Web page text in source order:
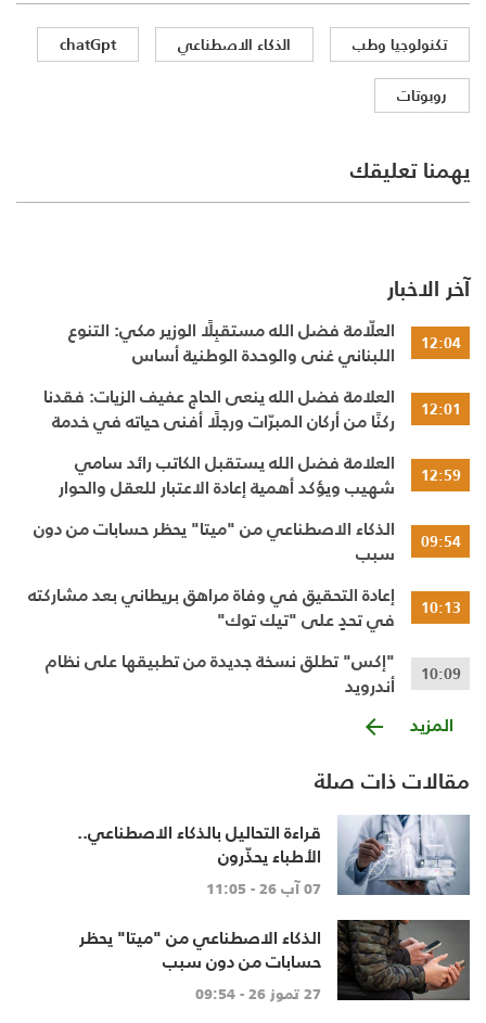
تكنولوجيا وطب الذكاء الاصطناعي
chatGpt
روبوتات
يهمنا تعليقك
آخر الاخبار
12:04
العلّامة فضل الله مستقبِلًا الوزير مكي: التنوع
اللبناني غنى والوحدة الوطنية أساس
12:01
العلامة فضل الله ينعى الحاج عفيف الزيات: فقدنا
ركنًا من أركان المبرّات ورجلًا أفنى حياته في خدمة
12:59
العلامة فضل الله يستقبل الكاتب رائد سامي
شهيب ويؤكد أهمية إعادة الاعتبار للعقل والحوار
09:54
الذكاء الاصطناعي من "ميتا" يحظر حسابات من دون
سبب
10:13
إعادة التحقيق في وفاة مراهق بريطاني بعد مشاركته
في تحدٍ على "تيك توك"
10:09
"إكس" تطلق نسخة جديدة من تطبيقها على نظام
أندرويد
المزيد
مقالات ذات صلة
قراءة التحاليل بالذكاء الاصطناعي..
الأطباء يحذّرون
07 آب 26 - 11:05
الذكاء الاصطناعي من "ميتا" يحظر
حسابات من دون سبب
27 تموز 26 - 09:54